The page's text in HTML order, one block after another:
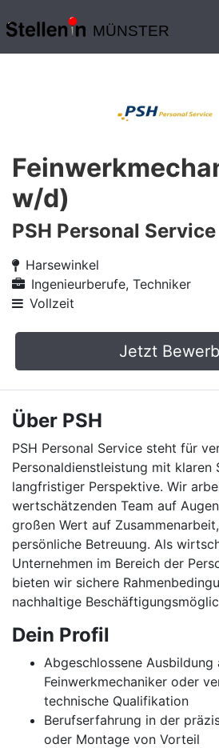
MÜNSTER
w/d)
PSH Personal Service
Harsewinkel
Ingenieurberufe, Techniker
Vollzeit
Jetzt
Über PSH
PSH Personal Service steht für
Personaldienstleistung mit klaren
langfristiger Perspektive. Wir
wertschätzenden Team auf
großen Wert auf
persönliche Betreuung. Als
Unternehmen im Bereich der
bieten wir sichere
nachhaltige
Dein Profil
Abgeschlossene Ausbildung
Feinwerkmechaniker oder
technische Qualifikation
Berufserfahrung in der
oder Montage von Vorteil